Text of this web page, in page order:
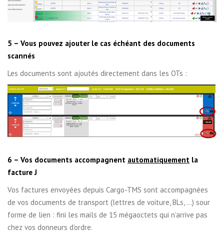
5 – Vous pouvez ajouter le cas échéant des documents
scannés
Les documents sont ajoutés directement dans les OTs :
6 – Vos documents accompagnent automatiquement la
facture J
Vos factures envoyées depuis Cargo-TMS sont accompagnées
de vos documents de transport (lettres de voiture, BLs, …) sour
forme de lien : fini les mails de 15 mégaoctets qui n’arrive pas
chez vos donneurs d’ordre.